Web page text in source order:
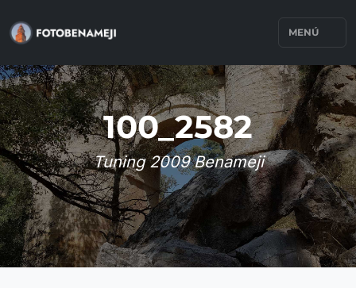
MENÚ
100_2582
Tuning 2009 Benameji